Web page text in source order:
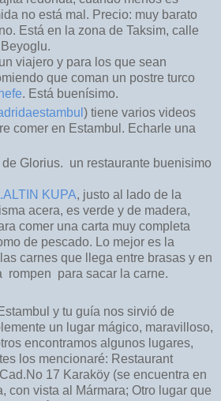
no está mal. Precio: muy barato
Está en la zona de Taksim, calle
viajero y para los que sean
que coman un postre turco
. Está buenísimo.
) tiene varios videos
comer en Estambul. Echarle una
Glorius. un restaurante buenisimo
KUPA, justo al lado de la
acera, es verde y de madera,
comer una carta muy completa
de pescado. Lo mejor es la
carnes que llega entre brasas y en
rompen para sacar la carne.
y tu guía nos sirvió de
un lugar mágico, maravilloso,
encontramos algunos lugares,
los mencionaré: Restaurant
17 Karaköy (se encuentra en
con vista al Mármara; Otro lugar que